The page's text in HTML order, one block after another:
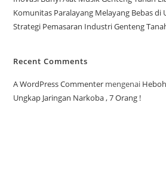
Komunitas Paralayang Melayang Bebas di
Strategi Pemasaran Industri Genteng
Recent Comments
A WordPress Commenter mengenai
Ungkap Jaringan Narkoba , 7 Orang !